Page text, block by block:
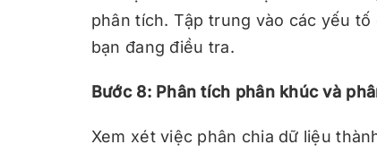
phân tích. Tập trung vào các yếu
bạn đang điều tra.
Bước 8: Phân tích phân khúc và
Xem xét việc phân chia dữ liệu